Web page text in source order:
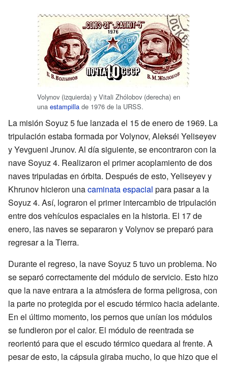
Volynov (izquierda) y Vitali Zhólobov (derecha) en
una estampilla de 1976 de la URSS.
La misión Soyuz 5 fue lanzada el 15 de enero de 1969. La
tripulación estaba formada por Volynov, Alekséi Yeliseyev
y Yevgueni Jrunov. Al día siguiente, se encontraron con la
nave Soyuz 4. Realizaron el primer acoplamiento de dos
naves tripuladas en órbita. Después de esto, Yeliseyev y
Khrunov hicieron unacaminata espacial para pasar a la
Soyuz 4. Así, lograron el primer intercambio de tripulación
entre dos vehículos espaciales en la historia. El 17 de
enero, las naves se separaron y Volynov se preparó para
regresar a la Tierra.
Durante el regreso, la nave Soyuz 5 tuvo un problema. No
se separó correctamente del módulo de servicio. Esto hizo
que la nave entrara a la atmósfera de forma peligrosa, con
la parte no protegida por el escudo térmico hacia adelante.
En el último momento, los pernos que unían los módulos
se fundieron por el calor. El módulo de reentrada se
reorientó para que el escudo térmico quedara al frente. A
pesar de esto, la cápsula giraba mucho, lo que hizo que el